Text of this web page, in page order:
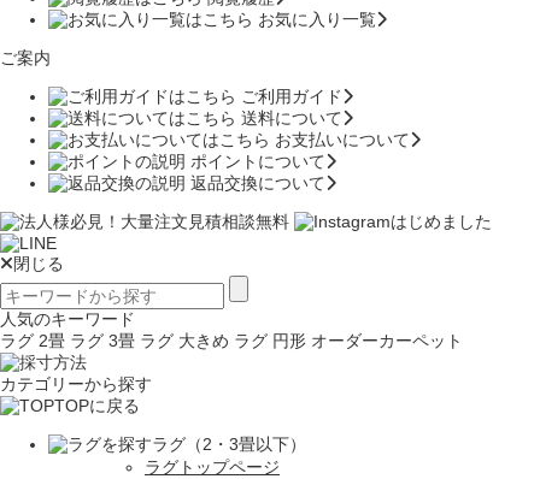
お気に入り一覧
ご案内
ご利用ガイド
送料について
お支払いについて
ポイントについて
返品交換について
閉じる
人気のキーワード
ラグ 2畳 ラグ 3畳 ラグ 大きめ ラグ 円形 オーダーカーペット
カテゴリーから探す
TOPに戻る
ラグ（2・3畳以下）
ラグトップページ